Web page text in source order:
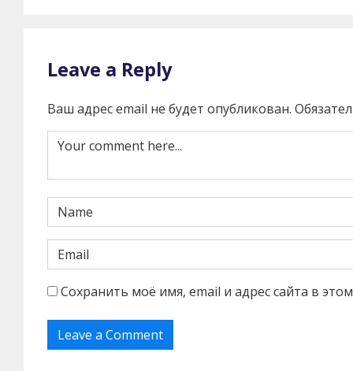
Leave a Reply
Ваш адрес email не будет опубликован.
Сохранить моё имя, email и адрес сайта в